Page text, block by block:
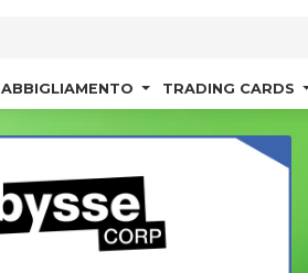
ABBIGLIAMENTO TRADING CARDS